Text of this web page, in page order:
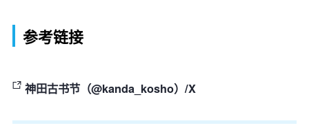
参考链接
神田古书节（@kanda_kosho）/X